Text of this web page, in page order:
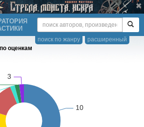
расширенный
поиск по жанру
оценкам